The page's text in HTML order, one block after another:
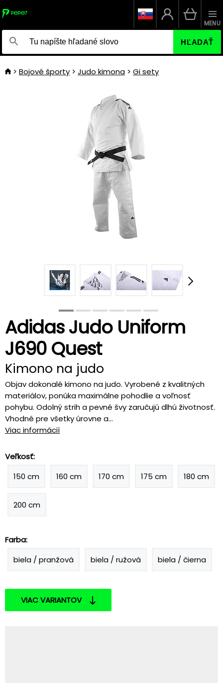
HĽADAŤ
MENU
Bojové športy Judo kimona Gi sety
Adidas Judo Uniform
J690 Quest
Kimono na judo
Objav dokonalé kimono na judo. Vyrobené z kvalitných
materiálov, ponúka maximálne pohodlie a voľnosť
pohybu. Odolný strih a pevné švy zaručujú dlhú životnosť.
Vhodné pre všetky úrovne a...
Viac informácií
Veľkosť:
150 cm
160 cm 170 cm 175 cm 180 cm
200 cm
Farba:
biela / pranžová
biela / ružová biela / čierna
VIAC VARIANTOV